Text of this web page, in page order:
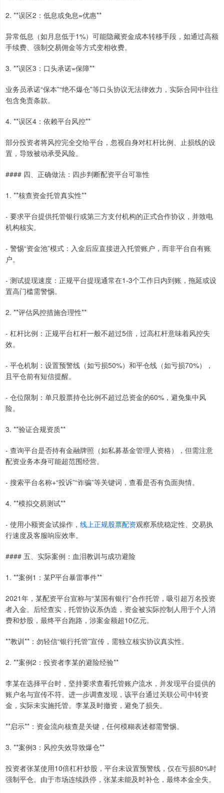
2. **误区2：低息或免息=优惠**
异常低息（如月息低于1%）可能隐藏资金成本转移手段，如通过高额
手续费、强制交易佣金等方式变相收费。
3. **误区3：口头承诺=保障**
业务员承诺“保本”“绝不爆仓”等口头协议无法律效力，实际合同中往往
包含免责条款。
4. **误区4：依赖平台风控**
部分投资者将风控完全交给平台，忽视自身对杠杆比例、止损线的设
置，导致被动承受风险。
#### 四、正确做法：四步判断配资平台可靠性
1. **核查资金托管真实性**
- 要求平台提供托管银行或第三方支付机构的正式合作协议，并致电
机构核实。
- 警惕“资金池”模式：入金后应直接进入托管账户，而非平台自有账
户。
- 测试提现速度：正规平台提现通常在1-3个工作日内到账，拖延或设
置高门槛需警惕。
2. **评估风控措施合理性**
- 杠杆比例：正规平台杠杆一般不超过5倍，过高杠杆意味着风控失
效。
- 平仓机制：设置预警线（如亏损50%）和平仓线（如亏损70%），
且平仓前有短信提醒。
- 仓位限制：单只股票持仓比例不超过总资金的60%，避免集中风
险。
3. **验证合规资质**
- 查询平台是否持有金融牌照（如私募基金管理人资格），但需注意
配资业务本身可能超范围经营。
- 搜索平台名称+“投诉”“诈骗”等关键词，查看是否有负面舆情。
4. **模拟交易测试**
- 使用小额资金试操作， 线上正规股票配资观察系统稳定性、交易执
行速度及客服响应效率。
#### 五、实际案例：血泪教训与成功避险
1. **案例1：某P平台暴雷事件**
2021年，某配资平台宣称与“某国有银行”合作托管，吸引超万名投资
者入金。后经查实，托管协议系伪造，资金被实际控制人用于个人消
费和炒股，最终平台跑路，涉案金额超10亿元。
**教训**：勿轻信“银行托管”宣传，需独立核实协议真实性。
2. **案例2：投资者李某的避险经验**
李某在选择平台时，坚持要求查看托管账户流水，并发现平台提供的
账户名与宣传不符。进一步调查发现，该平台通过关联公司中转资
金，实际未实施托管。李某及时撤资，避免了损失。
**启示**：资金流向核查是关键，任何模糊表述都需警惕。
3. **案例3：风控失效导致爆仓**
投资者张某使用10倍杠杆炒股，平台未设置预警线，仅在亏损80%时
强制平仓。由于市场连续跌停，张某未能及时补仓，最终本金全失。